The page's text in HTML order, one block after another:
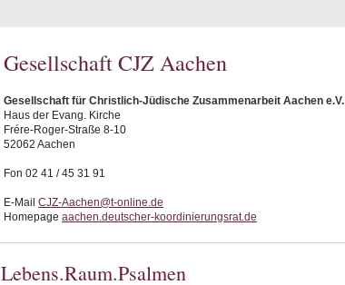
Gesellschaft CJZ Aachen
Gesellschaft für Christlich-Jüdische Zusammenarbeit Aachen e.V.
Haus der Evang. Kirche
Frére-Roger-Straße 8-10
52062 Aachen
Fon 02 41 / 45 31 91
E-Mail CJZ-Aachen@t-online.de
Homepage aachen.deutscher-koordinierungsrat.de
Lebens.Raum.Psalmen